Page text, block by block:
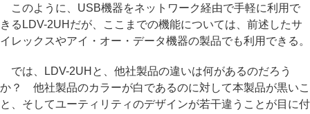
このように、USB機器をネットワーク経由で手軽に利用で
きるLDV-2UHだが、ここまでの機能については、前述したサ
イレックスやアイ・オー・データ機器の製品でも利用できる。
では、LDV-2UHと、他社製品の違いは何があるのだろう
か？ 他社製品のカラーが白であるのに対して本製品が黒いこ
と、そしてユーティリティのデザインが若干違うことが目に付